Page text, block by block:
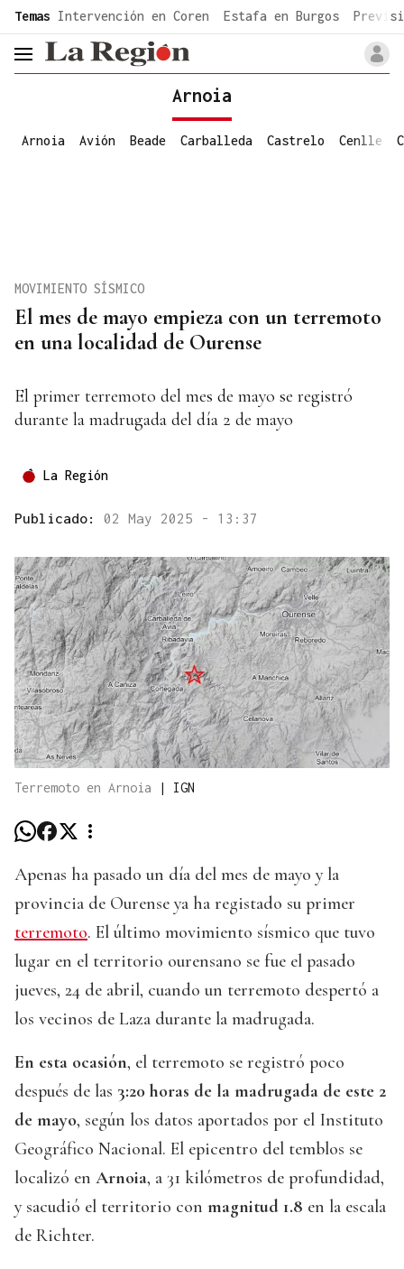
common.go-to-content
Temas Intervención en Coren Estafa en Burgos
header.menu.open
Arnoia
Arnoia Avión Beade Carballeda Castrelo Cenlle
El mes de mayo empieza con un terremoto
en una localidad de Ourense
MOVIMIENTO SÍSMICO
El primer terremoto del mes de mayo se registró
durante la madrugada del día 2 de mayo
La Región
Publicado: 02 May 2025 - 13:37
Terremoto en Arnoia | IGN
Apenas ha pasado un día del mes de mayo y la
provincia de Ourense ya ha registado su primer
terremoto. El último movimiento sísmico que tuvo
lugar en el territorio ourensano se fue el pasado
jueves, 24 de abril, cuando un terremoto despertó a
los vecinos de Laza durante la madrugada.
En esta ocasión, el terremoto se registró poco
después de las 3:20 horas de la madrugada de este 2
de mayo, según los datos aportados por el Instituto
Geográfico Nacional. El epicentro del temblos se
localizó en Arnoia, a 31 kilómetros de profundidad,
y sacudió el territorio con magnitud 1.8 en la escala
de Richter.